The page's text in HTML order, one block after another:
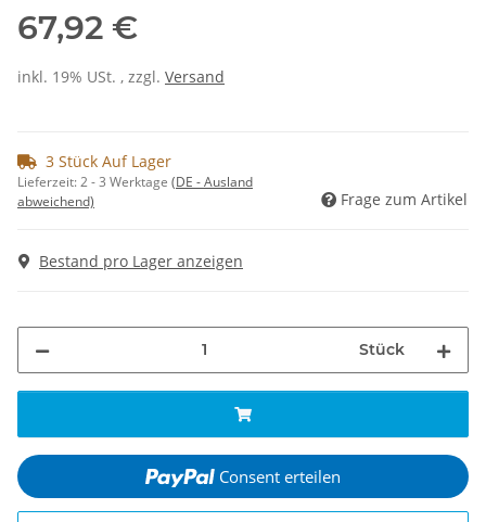
67,92 €
inkl. 19% USt. , zzgl. Versand
3 Stück Auf Lager
Lieferzeit:2 - 3 Werktage (DE - Ausland
abweichend)
Frage zum Artikel
Bestand pro Lager anzeigen
Stück
Consent erteilen